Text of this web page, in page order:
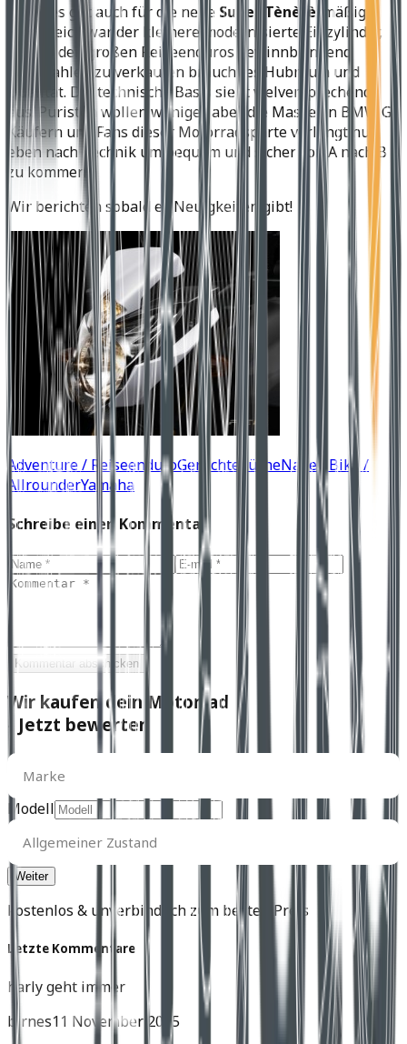
Gleiches gilt auch für die neue Super Tènèrè: mäßig
erfolgreich war der kleinere modernisierte Einzylinder,
um bei den großen Reiseenduros gewinnbringend
Stückzahlen zu verkaufen braucht es Hubraum und
Qualität. Die technische Basis sieht vielversprechend
aus. Puristen wollen weniger, aber die Masse an BMW GS
Käufern und Fans dieser Motorradsparte verlangt nun
eben nach Technik um bequem und sicher von A nach B
zu kommen.
Wir berichten sobald es Neuigkeiten gibt!
Adventure / ReiseenduroGerüchtekücheNaked Bike /
AllrounderYamaha
Schreibe einen Kommentar
Kommentar abschicken
Wir kaufen dein Motorrad
- Jetzt bewerten
Marke
Marke
Modell
Allgemeiner
Zustand
Allgemeiner Zustand
kostenlos & unverbindlich zum besten Preis
Letzte Kommentare
harly geht immer
birnes11 November 2025